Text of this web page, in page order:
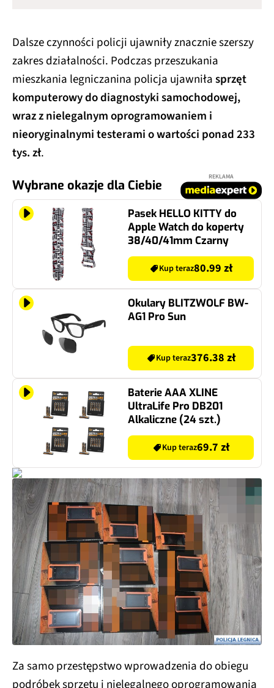
Dalsze czynności policji ujawniły znacznie szerszy
zakres działalności. Podczas przeszukania
mieszkania legniczanina policja ujawniłasprzęt
komputerowy do diagnostyki samochodowej,
wraz z nielegalnym oprogramowaniem i
nieoryginalnymi testerami o wartości ponad 233
tys. zł.
Wybrane okazje dla Ciebie
REKLAMA
Pasek HELLO KITTY do
Apple Watch do koperty
38/40/41mm Czarny
Kup teraz80.99 zł
Okulary BLITZWOLF BW-
AG1 Pro Sun
Kup teraz376.38 zł
Baterie AAA XLINE
UltraLife Pro DB201
Alkaliczne (24 szt.)
Kup teraz69.7 zł
Za samo przestępstwo wprowadzenia do obiegu
podróbek sprzętu i nielegalnego oprogramowania